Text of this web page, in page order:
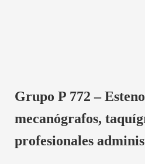
Grupo P 772 –
mecanógrafos,
profesionales